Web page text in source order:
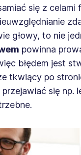
się z celami
głowy, to nie
powinna
błędem jest
tkwiący po
się np.